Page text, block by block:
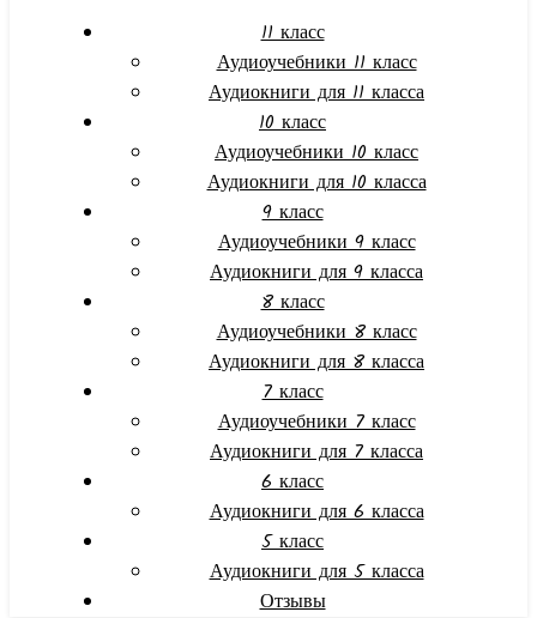
11 класс
Аудиоучебники 11 класс
Аудиокниги для 11 класса
10 класс
Аудиоучебники 10 класс
Аудиокниги для 10 класса
9 класс
Аудиоучебники 9 класс
Аудиокниги для 9 класса
8 класс
Аудиоучебники 8 класс
Аудиокниги для 8 класса
7 класс
Аудиоучебники 7 класс
Аудиокниги для 7 класса
6 класс
Аудиокниги для 6 класса
5 класс
Аудиокниги для 5 класса
Отзывы